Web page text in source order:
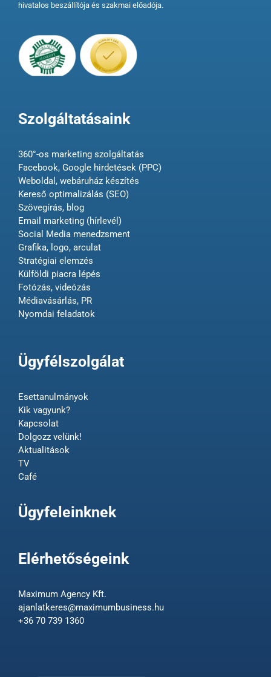
hivatalos beszállítója és szakmai előadója.
Szolgáltatásaink
360°-os marketing szolgáltatás
Facebook, Google hirdetések (PPC)
Weboldal, webáruház készítés
Kereső optimalizálás (SEO)
Szövegírás, blog
Email marketing (hírlevél)
Social Media menedzsment
Grafika, logo, arculat
Stratégiai elemzés
Külföldi piacra lépés
Fotózás, videózás
Médiavásárlás, PR
Nyomdai feladatok
Ügyfélszolgálat
Esettanulmányok
Kik vagyunk?
Kapcsolat
Dolgozz velünk!
Aktualitások
TV
Café
Ügyfeleinknek
Elérhetőségeink
Maximum Agency Kft.
ajanlatkeres@maximumbusiness.hu
+36 70 739 1360